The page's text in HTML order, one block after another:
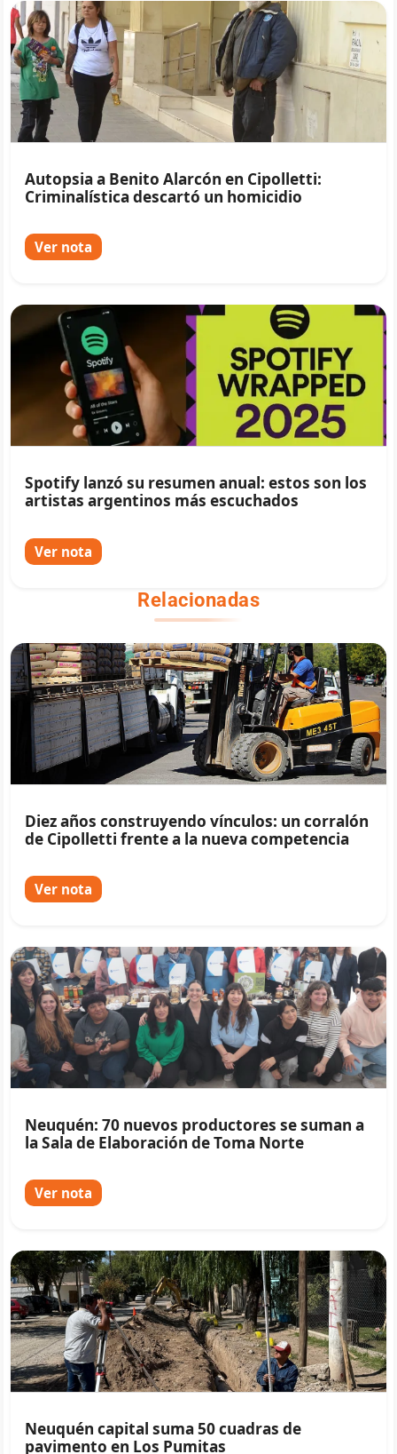
Autopsia a Benito Alarcón en Cipolletti:
Criminalística descartó un homicidio
Ver nota
Spotify lanzó su resumen anual: estos son los
artistas argentinos más escuchados
Ver nota
Relacionadas
Diez años construyendo vínculos: un corralón
de Cipolletti frente a la nueva competencia
Ver nota
Neuquén: 70 nuevos productores se suman a
la Sala de Elaboración de Toma Norte
Ver nota
Neuquén capital suma 50 cuadras de
pavimento en Los Pumitas